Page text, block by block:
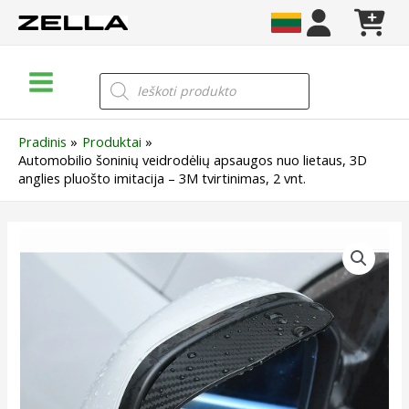
prie
Menu
Products
search
Pradinis
Produktai
Automobilio šoninių veidrodėlių apsaugos nuo lietaus, 3D
anglies pluošto imitacija – 3M tvirtinimas, 2 vnt.
kiekis: